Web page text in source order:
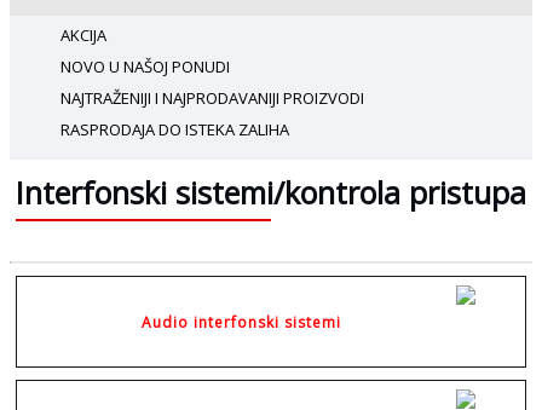
AKCIJA
NOVO U NAŠOJ PONUDI
NAJTRAŽENIJI I NAJPRODAVANIJI PROIZVODI
RASPRODAJA DO ISTEKA ZALIHA
Interfonski sistemi/kontrola pristupa
Audio interfonski sistemi